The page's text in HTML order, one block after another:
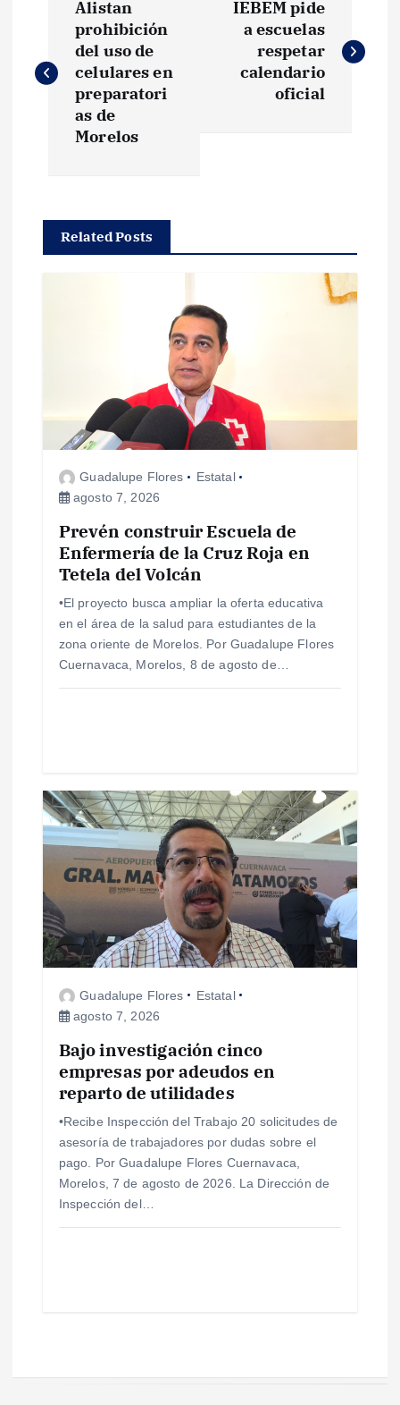
v
a
c
d
a
s
Alistan
prohibición
del uso de
celulares en
preparatori
as de
Morelos
IEBEM pide
a escuelas
respetar
calendario
oficial
Related Posts
Guadalupe Flores
Estatal
agosto 7, 2026
Prevén construir Escuela de
Enfermería de la Cruz Roja en
Tetela del Volcán
•El proyecto busca ampliar la oferta educativa
en el área de la salud para estudiantes de la
zona oriente de Morelos. Por Guadalupe Flores
Cuernavaca, Morelos, 8 de agosto de…
Guadalupe Flores
Estatal
agosto 7, 2026
Bajo investigación cinco
empresas por adeudos en
reparto de utilidades
•Recibe Inspección del Trabajo 20 solicitudes de
asesoría de trabajadores por dudas sobre el
pago. Por Guadalupe Flores Cuernavaca,
Morelos, 7 de agosto de 2026. La Dirección de
Inspección del…